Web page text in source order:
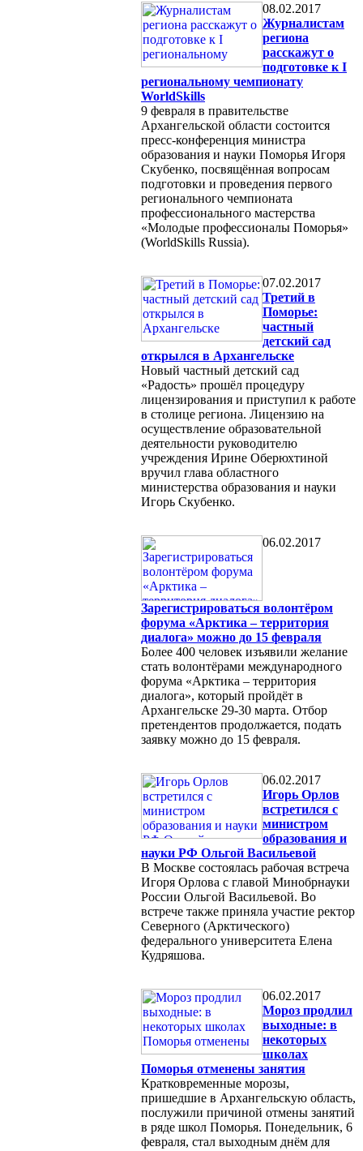
08.02.2017
Журналистам
региона
расскажут о
подготовке к I
региональному чемпионату
WorldSkills
9 февраля в правительстве
Архангельской области состоится
пресс-конференция министра
образования и науки Поморья Игоря
Скубенко, посвящённая вопросам
подготовки и проведения первого
регионального чемпионата
профессионального мастерства
«Молодые профессионалы Поморья»
(WorldSkills Russia).
07.02.2017
Третий в
Поморье:
частный
детский сад
открылся в Архангельске
Новый частный детский сад
«Радость» прошёл процедуру
лицензирования и приступил к работе
в столице региона. Лицензию на
осуществление образовательной
деятельности руководителю
учреждения Ирине Оберюхтиной
вручил глава областного
министерства образования и науки
Игорь Скубенко.
06.02.2017
Зарегистрироваться волонтёром
форума «Арктика – территория
диалога» можно до 15 февраля
Более 400 человек изъявили желание
стать волонтёрами международного
форума «Арктика – территория
диалога», который пройдёт в
Архангельске 29-30 марта. Отбор
претендентов продолжается, подать
заявку можно до 15 февраля.
06.02.2017
Игорь Орлов
встретился с
министром
образования и
науки РФ Ольгой Васильевой
В Москве состоялась рабочая встреча
Игоря Орлова с главой Минобрнауки
России Ольгой Васильевой. Во
встрече также приняла участие ректор
Северного (Арктического)
федерального университета Елена
Кудряшова.
06.02.2017
Мороз продлил
выходные: в
некоторых
школах
Поморья отменены занятия
Кратковременные морозы,
пришедшие в Архангельскую область,
послужили причиной отмены занятий
в ряде школ Поморья. Понедельник, 6
февраля, стал выходным днём для